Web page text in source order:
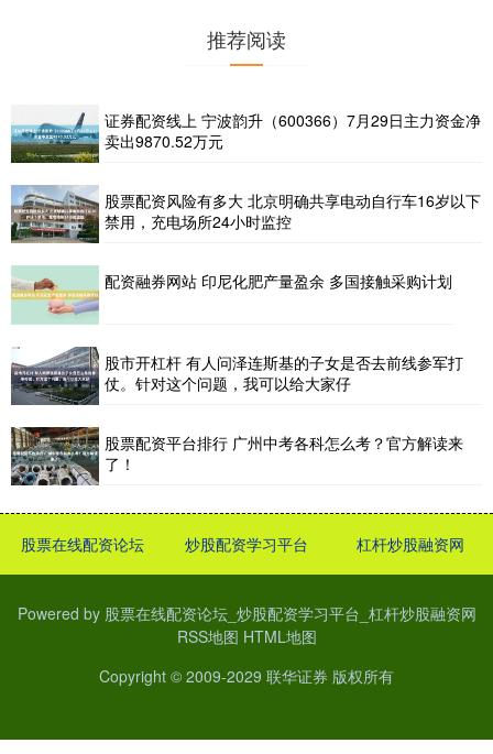
推荐阅读
证券配资线上 宁波韵升（600366）7月29日主力资金净
卖出9870.52万元
股票配资风险有多大 北京明确共享电动自行车16岁以下
禁用，充电场所24小时监控
配资融券网站 印尼化肥产量盈余 多国接触采购计划
股市开杠杆 有人问泽连斯基的子女是否去前线参军打
仗。针对这个问题，我可以给大家仔
股票配资平台排行 广州中考各科怎么考？官方解读来
了！
股票在线配资论坛 炒股配资学习平台 杠杆炒股融资网
Powered by 股票在线配资论坛_炒股配资学习平台_杠杆炒股融资网
RSS地图 HTML地图
Copyright © 2009-2029 联华证券 版权所有